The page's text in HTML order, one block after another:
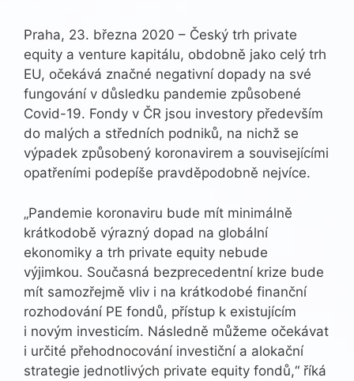
Praha, 23. března 2020 – Český trh private
equity a venture kapitálu, obdobně jako celý trh
EU, očekává značné negativní dopady na své
fungování v důsledku pandemie způsobené
Covid-19. Fondy v ČR jsou investory především
do malých a středních podniků, na nichž se
výpadek způsobený koronavirem a souvisejícími
opatřeními podepíše pravděpodobně nejvíce.
„Pandemie koronaviru bude mít minimálně
krátkodobě výrazný dopad na globální
ekonomiky a trh private equity nebude
výjimkou. Současná bezprecedentní krize bude
mít samozřejmě vliv i na krátkodobé finanční
rozhodování PE fondů, přístup k existujícím
i novým investicím. Následně můžeme očekávat
i určité přehodnocování investiční a alokační
strategie jednotlivých private equity fondů,“ říká